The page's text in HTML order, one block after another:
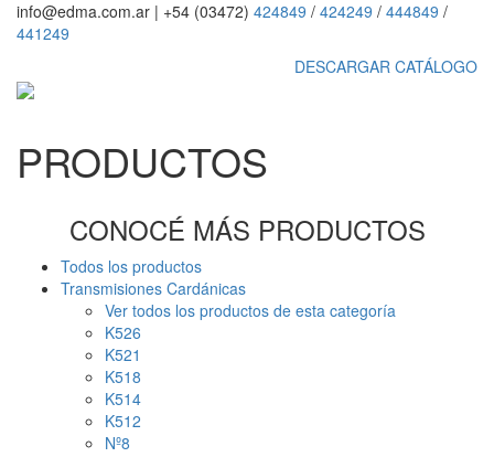
info@edma.com.ar | +54 (03472) 424849 / 424249 / 444849 /
441249
DESCARGAR CATÁLOGO
PRODUCTOS
CONOCÉ MÁS PRODUCTOS
Todos los productos
Transmisiones Cardánicas
Ver todos los productos de esta categoría
K526
K521
K518
K514
K512
Nº8